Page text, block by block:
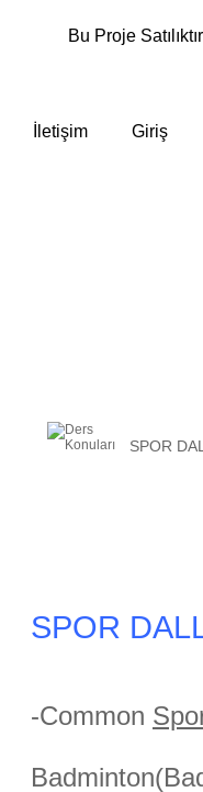
Bu Proje
İletişim Giriş
SPOR
SPOR
-Common